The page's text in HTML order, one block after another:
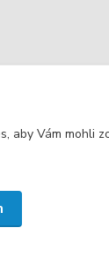
aby Vám mohli